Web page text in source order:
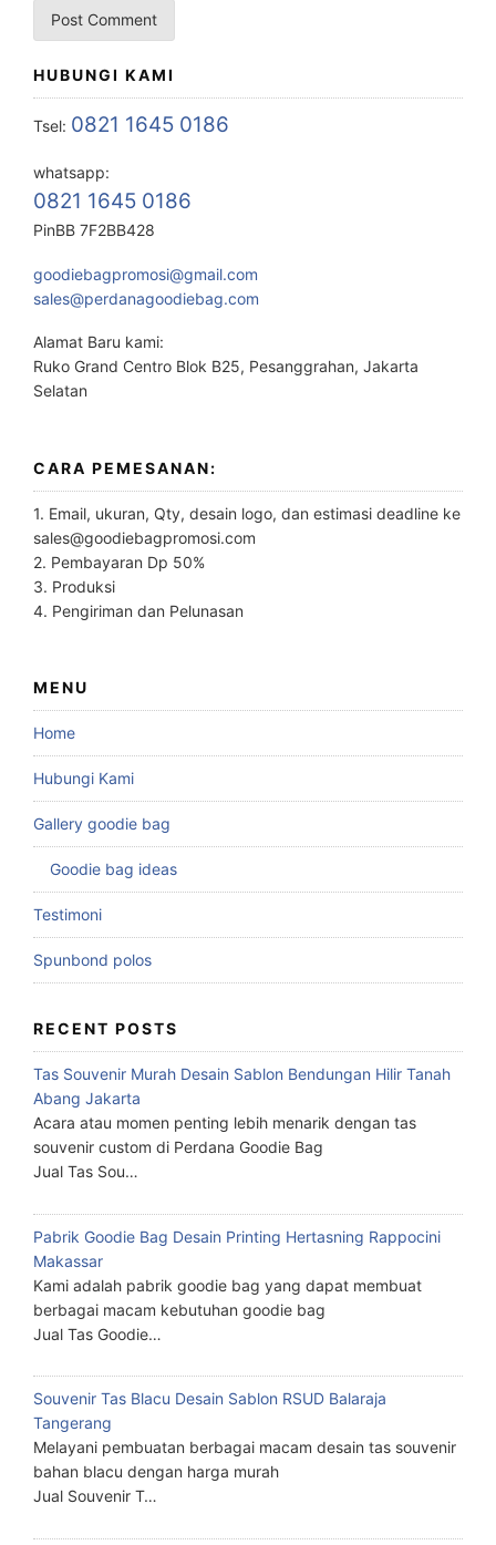
HUBUNGI KAMI
Tsel: 0821 1645 0186
whatsapp:
0821 1645 0186
PinBB 7F2BB428
goodiebagpromosi@gmail.com
sales@perdanagoodiebag.com
Alamat Baru kami:
Ruko Grand Centro Blok B25, Pesanggrahan, Jakarta
Selatan
CARA PEMESANAN:
1. Email, ukuran, Qty, desain logo, dan estimasi deadline ke
sales@goodiebagpromosi.com
2. Pembayaran Dp 50%
3. Produksi
4. Pengiriman dan Pelunasan
MENU
Home
Hubungi Kami
Gallery goodie bag
Goodie bag ideas
Testimoni
Spunbond polos
RECENT POSTS
Tas Souvenir Murah Desain Sablon Bendungan Hilir Tanah
Abang Jakarta
Acara atau momen penting lebih menarik dengan tas
souvenir custom di Perdana Goodie Bag
Jual Tas Sou…
Pabrik Goodie Bag Desain Printing Hertasning Rappocini
Makassar
Kami adalah pabrik goodie bag yang dapat membuat
berbagai macam kebutuhan goodie bag
Jual Tas Goodie…
Souvenir Tas Blacu Desain Sablon RSUD Balaraja
Tangerang
Melayani pembuatan berbagai macam desain tas souvenir
bahan blacu dengan harga murah
Jual Souvenir T…